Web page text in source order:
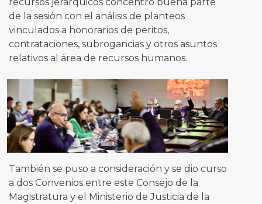
de la sesión con el análisis de planteos
vinculados a honorarios de peritos,
contrataciones, subrogancias y otros asuntos
relativos al área de recursos humanos.
También se puso a consideración y se dio curso
a dos Convenios entre este Consejo de la
Magistratura y el Ministerio de Justicia de la